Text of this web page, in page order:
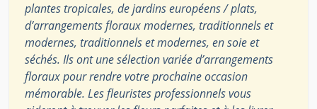
plantes tropicales, de jardins européens / plats,
d’arrangements floraux modernes, traditionnels et
modernes, traditionnels et modernes, en soie et
séchés. Ils ont une sélection variée d’arrangements
floraux pour rendre votre prochaine occasion
mémorable. Les fleuristes professionnels vous